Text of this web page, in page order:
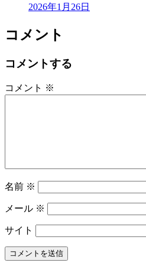
2026年1月26日
コメント
コメントする
コメント ※
名前 ※
メール ※
サイト